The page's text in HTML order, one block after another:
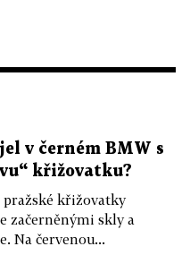
v černém BMW s
křižovatku?
pražské křižovatky
začerněnými skly a
Na červenou...